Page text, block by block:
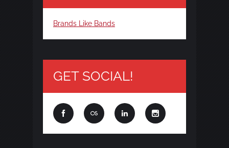
Brands Like Bands
GET SOCIAL!